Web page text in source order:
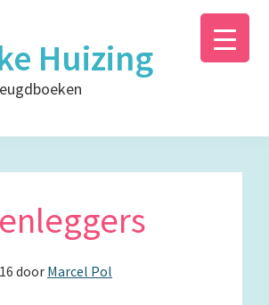
Huizing
door Marcel Pol